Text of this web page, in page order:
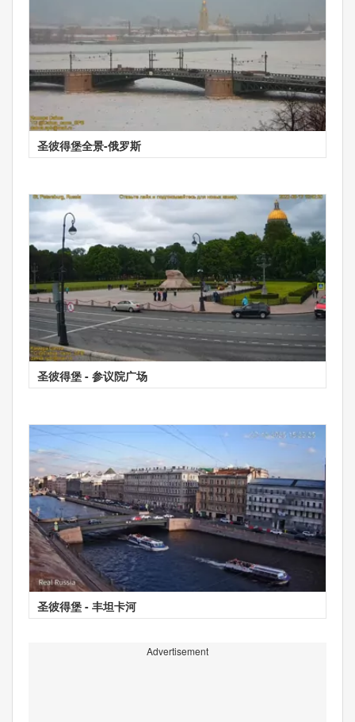
圣彼得堡全景-俄罗斯
圣彼得堡 - 参议院广场
圣彼得堡 - 丰坦卡河
Advertisement